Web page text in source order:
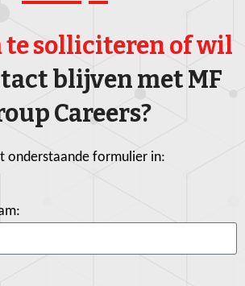
te solliciteren of wil
blijven met MF
Careers?
onderstaande formulier in: